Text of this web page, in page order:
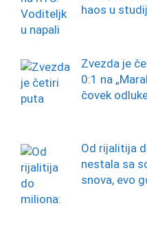
haos u
Zvezda je
0:1 na
čovek
Od rijalitija
nestala sa
snova, evo